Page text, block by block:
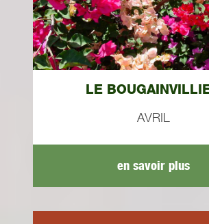
LE
AVRIL
en savoir plus